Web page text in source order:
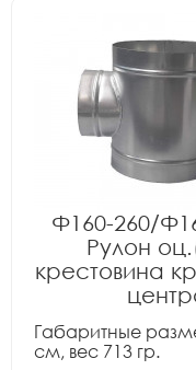
Ф160-260/
Рулон
крестовина
Габаритные
см, вес 713 гр.